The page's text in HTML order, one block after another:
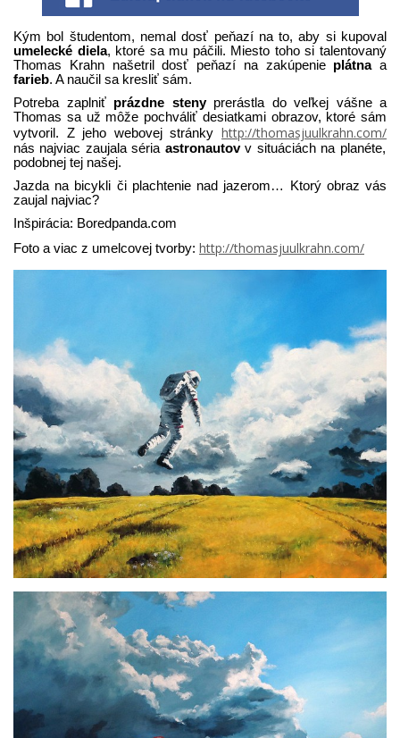
Kým bol študentom, nemal dosť peňazí na to, aby si kupoval
umelecké diela, ktoré sa mu páčili. Miesto toho si talentovaný
Thomas Krahn našetril dosť peňazí na zakúpenie plátna a
farieb. A naučil sa kresliť sám.
Potreba zaplniť prázdne steny prerástla do veľkej vášne a
Thomas sa už môže pochváliť desiatkami obrazov, ktoré sám
vytvoril. Z jeho webovej stránky http://thomasjuulkrahn.com/
nás najviac zaujala séria astronautovv situáciách na planéte,
podobnej tej našej.
Jazda na bicykli či plachtenie nad jazerom… Ktorý obraz vás
zaujal najviac?
Inšpirácia: Boredpanda.com
Foto a viac z umelcovej tvorby: http://thomasjuulkrahn.com/